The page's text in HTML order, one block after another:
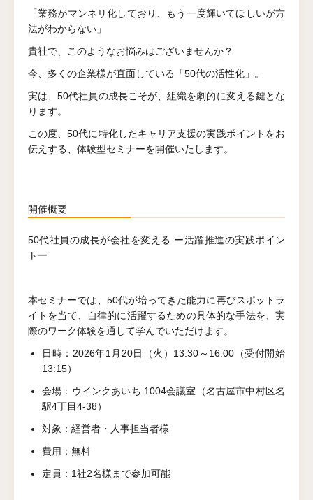
「業務がマンネリ化しており、もう一度輝いてほしいが方
法がわからない」
貴社で、このようなお悩みはございませんか？
今、多くの企業様が直面している「50代の活性化」。
実は、50代社員の成長こそが、組織を劇的に変える鍵とな
ります。
この度、50代に特化したキャリア支援の実践ポイントをお
伝えする、体験型セミナーを開催いたします。
開催概要
50代社員の成長が会社を変える ー活躍推進の実践ポイン
トー
本セミナーでは、50代が培ってきた能力に再びスポットラ
イトを当て、自律的に活躍するための具体的な手法を、実
際のワーク体験を通して学んでいただけます。
日時：2026年1月20日（火）13:30～16:00（受付開始
13:15）
会場：ウインクあいち 1004会議室（名古屋市中村区名
駅4丁目4-38）
対象：経営者・人事担当者様
費用：無料
定員：1社2名様まで参加可能